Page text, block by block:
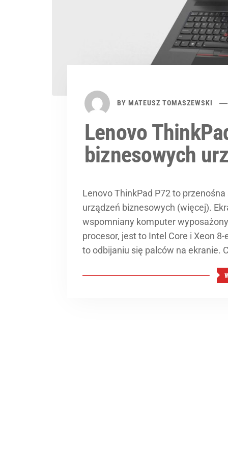
BY MATEUSZ TOMASZEWSKI
Lenovo
biznesowych
Lenovo ThinkPad P72 to
urządzeń biznesowych (więcej).
wspomniany komputer
procesor, jest to Intel Core i Xeon
to odbijaniu się palców na ekranie.